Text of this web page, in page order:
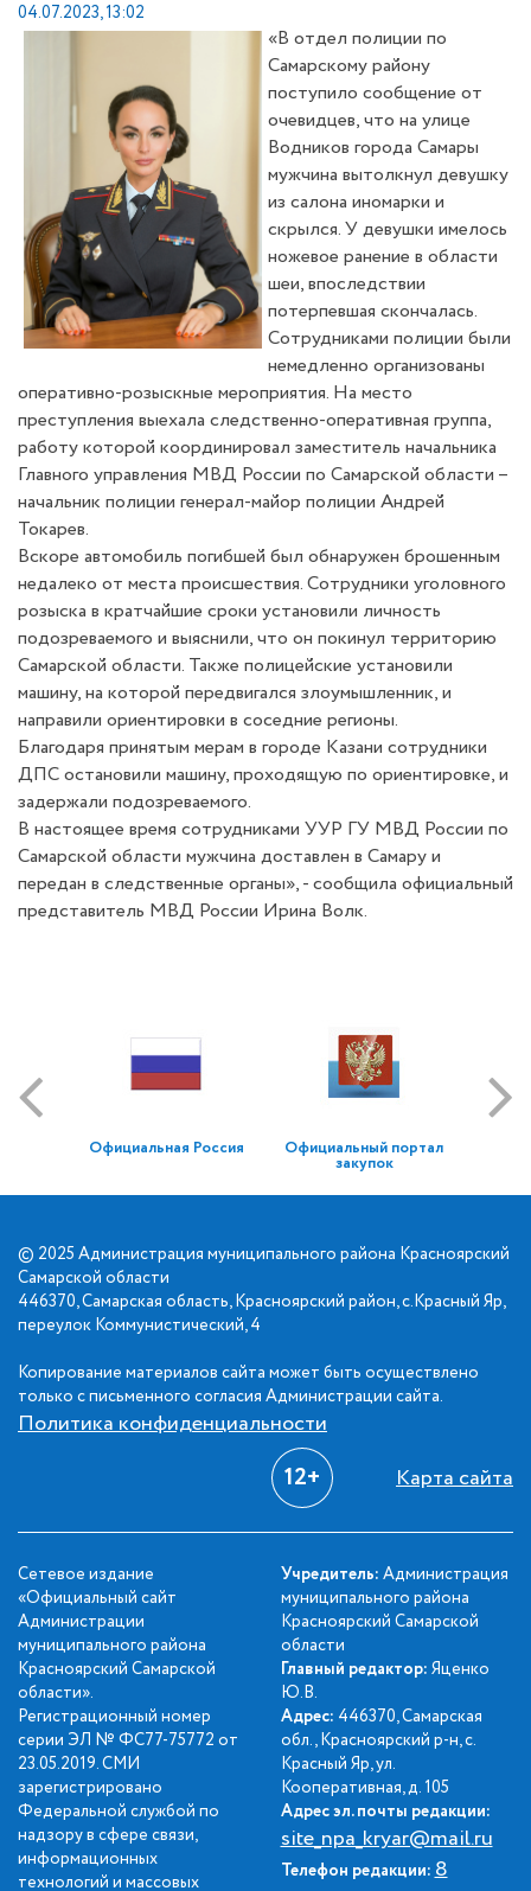
04.07.2023, 13:02
«В отдел полиции по
Самарскому району
поступило сообщение от
очевидцев, что на улице
Водников города Самары
мужчина вытолкнул девушку
из салона иномарки и
скрылся. У девушки имелось
ножевое ранение в области
шеи, впоследствии
потерпевшая скончалась.
Сотрудниками полиции были
немедленно организованы
оперативно-розыскные мероприятия. На место
преступления выехала следственно-оперативная группа,
работу которой координировал заместитель начальника
Главного управления МВД России по Самарской области –
начальник полиции генерал-майор полиции Андрей
Токарев.
Вскоре автомобиль погибшей был обнаружен брошенным
недалеко от места происшествия. Сотрудники уголовного
розыска в кратчайшие сроки установили личность
подозреваемого и выяснили, что он покинул территорию
Самарской области. Также полицейские установили
машину, на которой передвигался злоумышленник, и
направили ориентировки в соседние регионы.
Благодаря принятым мерам в городе Казани сотрудники
ДПС остановили машину, проходящую по ориентировке, и
задержали подозреваемого.
В настоящее время сотрудниками УУР ГУ МВД России по
Самарской области мужчина доставлен в Самару и
передан в следственные органы», - сообщила официальный
представитель МВД России Ирина Волк.
Официальная Россия Официальный портал
закупок
© 2025 Администрация муниципального района Красноярский
Самарской области
446370, Самарская область, Красноярский район, с.Красный Яр,
переулок Коммунистический, 4
Копирование материалов сайта может быть осуществлено
только с письменного согласия Администрации сайта.
Политика конфиденциальности
12+ Карта сайта
Сетевое издание
«Официальный сайт
Администрации
муниципального района
Красноярский Самарской
области».
Регистрационный номер
серии ЭЛ № ФС77-75772 от
23.05.2019. СМИ
зарегистрировано
Федеральной службой по
надзору в сфере связи,
информационных
технологий и массовых
Учредитель: Администрация
муниципального района
Красноярский Самарской
области
Главный редактор: Яценко
Ю.В.
Адрес: 446370, Самарская
обл., Красноярский р-н, с.
Красный Яр, ул.
Кооперативная, д. 105
Адрес эл. почты редакции:
site_npa_kryar@mail.ru
Телефон редакции:8